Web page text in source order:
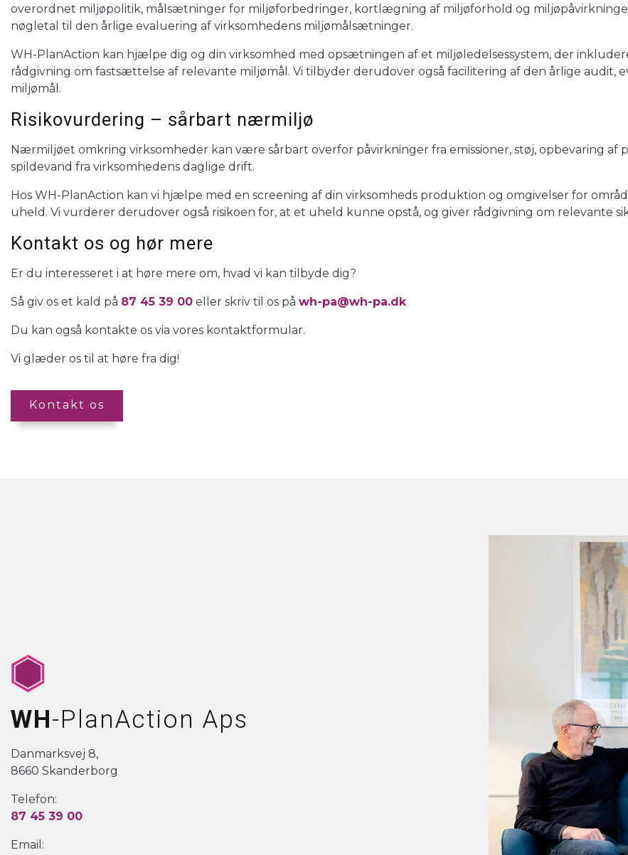
overordnet miljøpolitik, målsætninger for miljøforbedringer, kortlægning af miljøforhold og
nøgletal til den årlige evaluering af virksomhedens miljømålsætninger.
WH-PlanAction kan hjælpe dig og din virksomhed med opsætningen af et miljøledelsessystem, der
rådgivning om fastsættelse af relevante miljømål. Vi tilbyder derudover også facilitering af den årlige audit,
miljømål.
Risikovurdering – sårbart nærmiljø
Nærmiljøet omkring virksomheder kan være sårbart overfor påvirkninger fra emissioner, støj, opbevaring af
spildevand fra virksomhedens daglige drift.
Hos WH-PlanAction kan vi hjælpe med en screening af din virksomheds produktion og omgivelser for
uheld. Vi vurderer derudover også risikoen for, at et uheld kunne opstå, og giver rådgivning om relevante
Kontakt os og hør mere
Er du interesseret i at høre mere om, hvad vi kan tilbyde dig?
Så giv os et kald på 87 45 39 00 eller skriv til os på wh-pa@wh-pa.dk
Du kan også kontakte os via vores kontaktformular.
Vi glæder os til at høre fra dig!
Kontakt os
WH-PlanAction Aps
Danmarksvej 8,
8660 Skanderborg
Telefon:
87 45 39 00
Email: